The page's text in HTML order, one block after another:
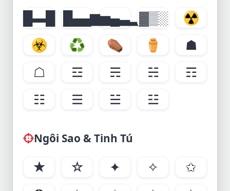
█▬█ █▄▄▆▅▄▃▂▓▒░
☢
☣
♻ ⚰ ⚱
☗
☖
☲ ☴ ☵
☶
☷
☰ ☱ ☳
Ngôi Sao & Tinh Tú
★ ☆ ✦ ✧
✩